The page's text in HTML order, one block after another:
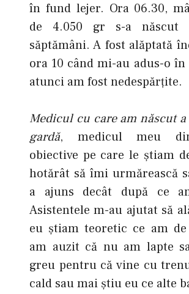
în fund lejer. Ora 06.30,
de 4.050 gr s-a născut
săptămâni. A fost alăptată
ora 10 când mi-au adus-o
atunci am fost nedespărţite.
Medicul cu care am născut
gardă, medicul meu
obiective pe care le ştiam
hotărât să îmi urmărească
a ajuns decât după ce
Asistentele m-au ajutat să
eu ştiam teoretic ce am
am auzit că nu am lapte
greu pentru că vine cu
cald sau mai ştiu eu ce alte